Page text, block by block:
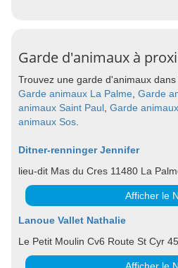
Garde d'animaux à
Trouvez une garde d'animaux
Garde animaux La Palme Garde
animaux Saint Paul Garde
animaux Sos
Ditner-renninger Jennifer
lieu-dit Mas du Cres 11480 La
Afficher le
Lanoue Vallet Nathalie
Le Petit Moulin Cv6 Route St Cyr